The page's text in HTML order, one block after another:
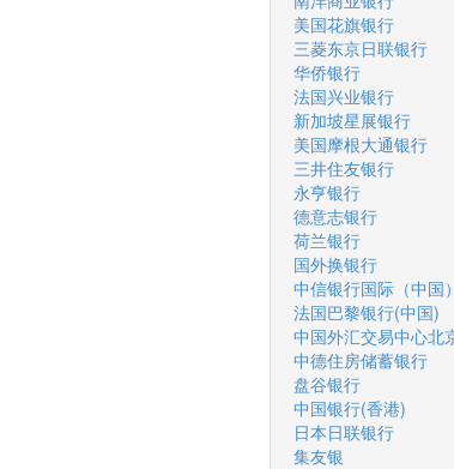
美国花旗银行
三菱东京日联银行
华侨银行
法国兴业银行
新加坡星展银行
美国摩根大通银行
三井住友银行
永亨银行
德意志银行
荷兰银行
国外换银行
中信银行国际（中国
法国巴黎银行(中国)
中国外汇交易中心北
中德住房储蓄银行
盘谷银行
中国银行(香港)
日本日联银行
集友银